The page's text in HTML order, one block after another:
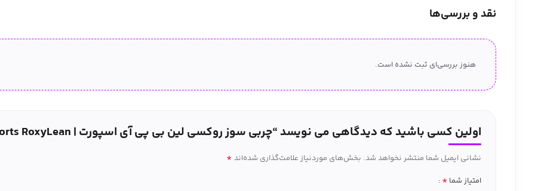
نقد و بررسی‌ها
هنوز بررسی‌ای ثبت نشده است.
اولین کسی باشید که دیدگاهی می نویسد “چربی سوز روکسی لین بی پی آی اسپورت | bpi Sports RoxyLean”
نشانی ایمیل شما منتشر نخواهد شد. بخش‌های موردنیاز علامت‌گذاری شده‌اند *
امتیاز شما *